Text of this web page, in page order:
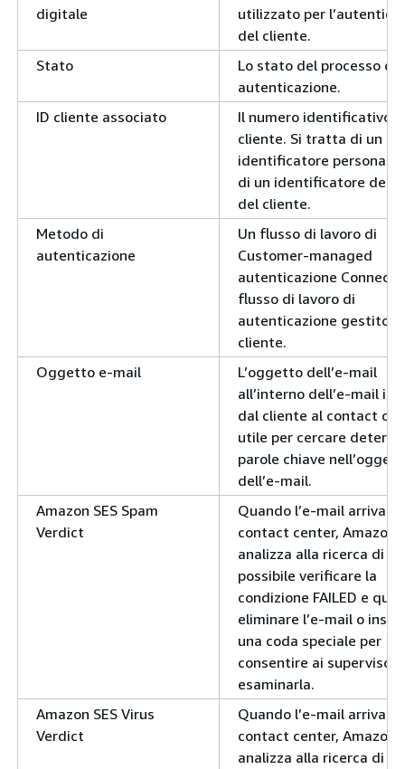
digitale
utilizzato per
del cliente.
Stato
Lo stato del processo di
autenticazione.
ID cliente associato
Il numero identificativo
cliente. Si tratta di un
identificatore
di un identificatore del
del cliente.
Metodo di
autenticazione
Un flusso di lavoro di
Customer-managed
autenticazione Connect
flusso di lavoro di
autenticazione gestito
cliente.
Oggetto e-mail
L’oggetto dell’e-mail
all’interno dell’e-mail
dal cliente al contact
utile per cercare
parole chiave
dell’e-mail.
Amazon SES Spam
Verdict
Quando l’e-mail arriva al
contact center, Amazon
analizza alla ricerca di
possibile verificare la
condizione FAILED e
eliminare l’e-mail o
una coda speciale per
consentire ai supervisori
esaminarla.
Amazon SES Virus
Verdict
Quando l’e-mail arriva al
contact center, Amazon
analizza alla ricerca di